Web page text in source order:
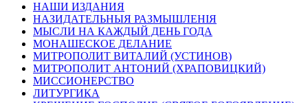
НАШИ ИЗДАНИЯ
НАЗИДАТЕЛЬНЫЯ РАЗМЫШЛЕНІЯ
МЫСЛИ НА КАЖДЫЙ ДЕНЬ ГОДА
МОНАШЕСКОЕ ДЕЛАНИЕ
МИТРОПОЛИТ ВИТАЛИЙ (УСТИНОВ)
МИТРОПОЛИТ АНТОНИЙ (ХРАПОВИЦКИЙ)
МИССИОНЕРСТВО
ЛИТУРГИКА